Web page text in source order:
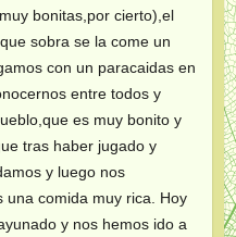
bonitas,por cierto),el
sobra se la come un
con un paracaidas en
entre todos y
es muy bonito y
tras haber jugado y
y luego nos
una comida muy rica. Hoy
y nos hemos ido a